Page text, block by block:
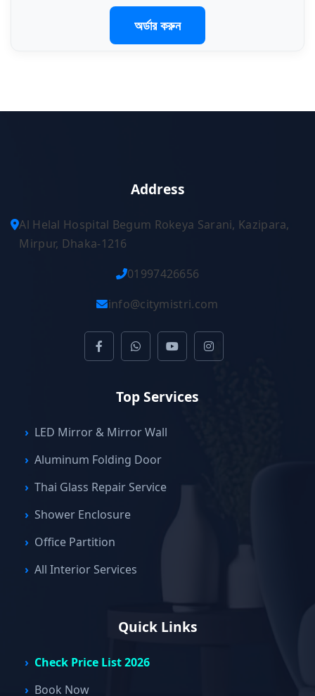
অর্ডার করুন
Address
Al Helal Hospital Begum Rokeya Sarani, Kazipara,
Mirpur, Dhaka-1216
01997426656
info@citymistri.com
Top Services
LED Mirror & Mirror Wall
Aluminum Folding Door
Thai Glass Repair Service
Shower Enclosure
Office Partition
All Interior Services
Quick Links
Check Price List 2026
Book Now